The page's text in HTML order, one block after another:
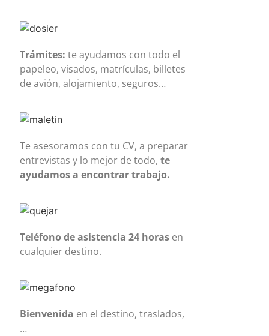
Trámites: te ayudamos con todo el
papeleo, visados, matrículas, billetes
de avión, alojamiento, seguros…
Te asesoramos con tu CV, a preparar
entrevistas y lo mejor de todo,te
ayudamos a encontrar trabajo.
Teléfono de asistencia 24 horas en
cualquier destino.
Bienvenida en el destino, traslados,
…